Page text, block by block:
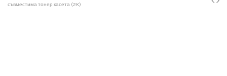
съвместима тонер касета (2K)